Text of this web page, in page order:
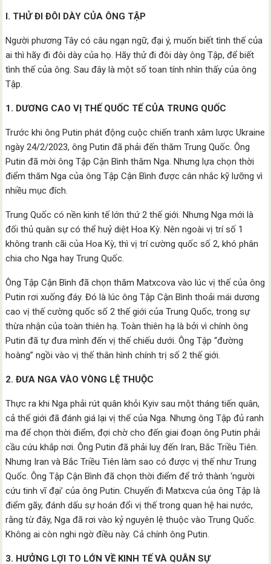
I. THỬ ĐI ĐÔI DÀY CỦA ÔNG TẬP
Người phương Tây có câu ngạn ngữ, đại ý, muốn biết tình thế của
ai thì hãy đi đôi dày của họ. Hãy thử đi đôi dày ông Tập, để biết
tình thế của ông. Sau đây là một số toan tính nhìn thấy của ông
Tập.
1. DƯƠNG CAO VỊ THẾ QUỐC TẾ CỦA TRUNG QUỐC
Trước khi ông Putin phát động cuộc chiến tranh xâm lược Ukraine
ngày 24/2/2023, ông Putin đã phải đến thăm Trung Quốc. Ông
Putin đã mời ông Tập Cận Bình thăm Nga. Nhưng lựa chọn thời
điểm thăm Nga của ông Tập Cận Bình được cân nhắc kỹ lưỡng vì
nhiều mục đích.
Trung Quốc có nền kinh tế lớn thứ 2 thế giới. Nhưng Nga mới là
đối thủ quân sự có thể huỷ diệt Hoa Kỳ. Nên ngoài vị trí số 1
không tranh cãi của Hoa Kỳ, thì vị trí cường quốc số 2, khó phân
chia cho Nga hay Trung Quốc.
Ông Tập Cận Bình đã chọn thăm Matxcova vào lúc vị thế của ông
Putin rơi xuống đáy. Đó là lúc ông Tập Cận Bình thoải mái dương
cao vị thế cường quốc số 2 thế giới của Trung Quốc, trong sự
thừa nhận của toàn thiên hạ. Toàn thiên hạ là bởi vì chính ông
Putin đã tự đưa mình đến vị thế chiếu dưới. Ông Tập “đường
hoàng” ngồi vào vị thế thân hình chính trị số 2 thế giới.
2. ĐƯA NGA VÀO VÒNG LỆ THUỘC
Thực ra khi Nga phải rút quân khỏi Kyiv sau một tháng tiến quân,
cả thế giới đã đánh giá lại vị thế của Nga. Nhưng ông Tập đủ ranh
ma để chọn thời điểm, đợi chờ cho đến giai đoạn ông Putin phải
cầu cứu khắp nơi. Ông Putin đã phải luỵ đến Iran, Bắc Triều Tiên.
Nhưng Iran và Bắc Triều Tiên làm sao có được vị thế như Trung
Quốc. Ông Tập Cận Bình đã chọn thời điểm để trở thành ‘người
cứu tinh vĩ đại’ của ông Putin. Chuyến đi Matxcva của ông Tập là
điểm gãy, đánh dấu sự hoán đổi vị thế trong quan hệ hai nước,
rằng từ đây, Nga đã rơi vào kỷ nguyên lệ thuộc vào Trung Quốc.
Không ai còn nghi ngờ điều này. Cả chính ông Putin.
3. HƯỞNG LỢI TO LỚN VỀ KINH TẾ VÀ QUÂN SỰ